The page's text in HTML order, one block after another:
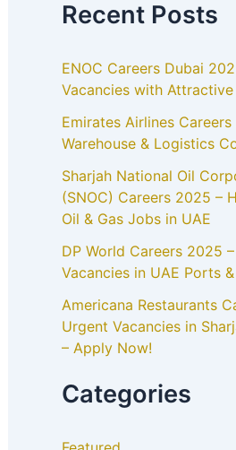
Recent Posts
ENOC Careers Dubai
Vacancies with Attractive
Emirates Airlines
Warehouse & Logistics
Sharjah National Oil
(SNOC) Careers 2025 –
Oil & Gas Jobs in UAE
DP World Careers 2025
Vacancies in UAE Ports
Americana Restaurants
Urgent Vacancies in
– Apply Now!
Categories